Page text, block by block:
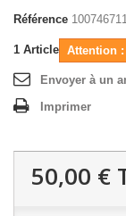
Référence
1 Article Attention
Envoyer à un
Imprimer
50,00 €